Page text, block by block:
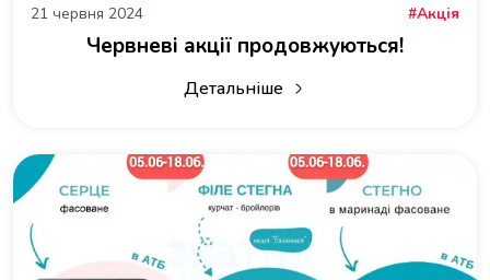
21 червня 2024 Акція
Червневі акції продовжуються!
Детальніше
про Червневі акції продовжуються!